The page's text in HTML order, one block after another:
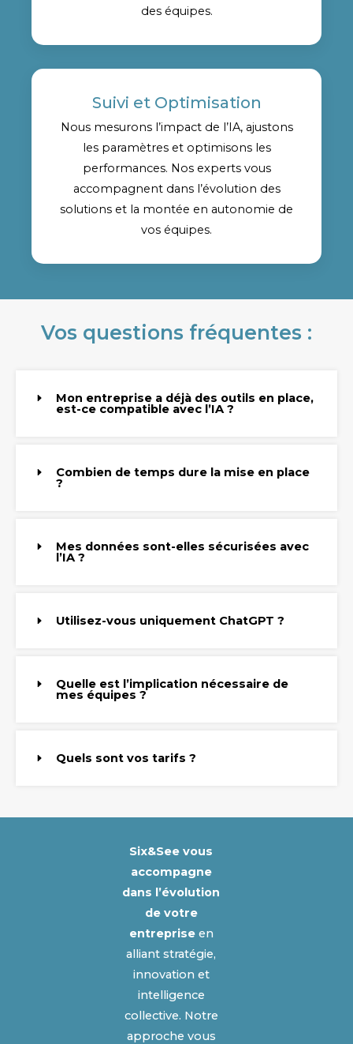
des équipes.
Suivi et Optimisation
Nous mesurons l’impact de l’IA, ajustons
les paramètres et optimisons les
performances. Nos experts vous
accompagnent dans l’évolution des
solutions et la montée en autonomie de
vos équipes.
Vos questions fréquentes :
Mon entreprise a déjà des outils en place,
est-ce compatible avec l’IA ?
Combien de temps dure la mise en place
?
Mes données sont-elles sécurisées avec
l’IA ?
Utilisez-vous uniquement ChatGPT ?
Quelle est l’implication nécessaire de
mes équipes ?
Quels sont vos tarifs ?
Six&See vous
accompagne
dans l’évolution
de votre
entrepriseen
alliant stratégie,
innovation et
intelligence
collective. Notre
approche vous